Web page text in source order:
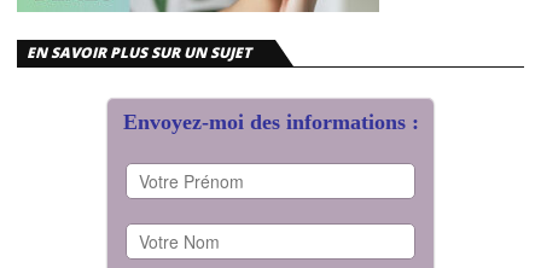
EN SAVOIR PLUS SUR UN SUJET
Envoyez-moi des informations :